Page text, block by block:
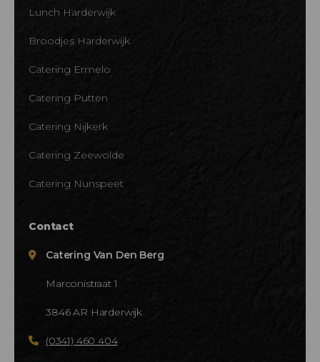
Lunch Harderwijk
Broodjes Harderwijk
Catering Ermelo
Catering Putten
Catering Nijkerk
Catering Zeewolde
Catering Nunspeet
Contact
Catering Van Den Berg
Marconistraat 1
3846 AR Harderwijk
(0341) 460 404